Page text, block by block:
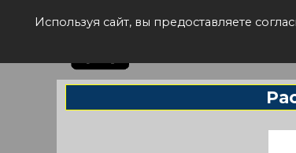
Используя сайт, вы предоставляете